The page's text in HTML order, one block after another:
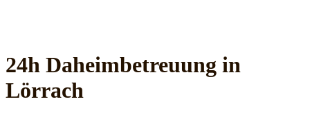
24h Daheim­betreuung in
Lörrach